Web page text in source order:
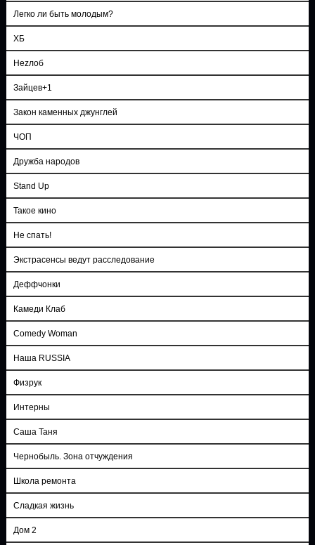
Легко ли быть молодым?
ХБ
Неzлоб
Зайцев+1
Закон каменных джунглей
ЧОП
Дружба народов
Stand Up
Такое кино
Не спать!
Экстрасенсы ведут расследование
Деффчонки
Камеди Клаб
Comedy Woman
Наша RUSSIA
Физрук
Интерны
Саша Таня
Чернобыль. Зона отчуждения
Школа ремонта
Сладкая жизнь
Дом 2